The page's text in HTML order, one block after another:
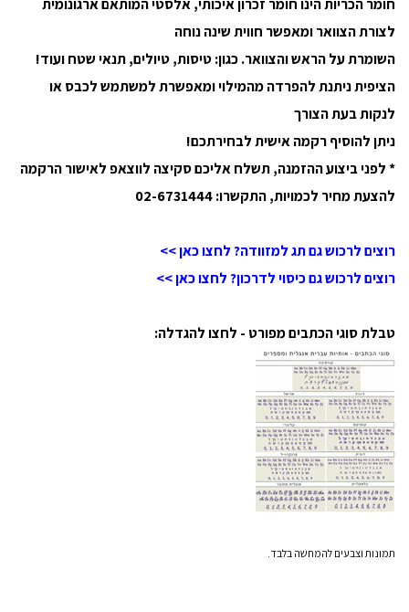
לצורת הצוואר ומאפשר חווית שינה נוחה
השומרת על הראש והצוואר. כגון: טיסות, טיולים, תנאי שטח ועוד!
הציפית ניתנת להפרדה מהמילוי ומאפשרת למשתמש לכבס או
לנקות בעת הצורך
ניתן להוסיף רקמה אישית לבחירתכם!
* לפני ביצוע ההזמנה, תשלח אליכם סקיצה לווצאפ לאישור הרקמה
להצעת מחיר לכמויות, התקשרו: 02-6731444
רוצים לרכוש גם תג למזוודה? לחצו כאן >>
רוצים לרכוש גם כיסוי לדרכון? לחצו כאן >>
טבלת סוגי הכתבים מפורט - לחצו להגדלה:
תמונות וצבעים להמחשה בלבד.